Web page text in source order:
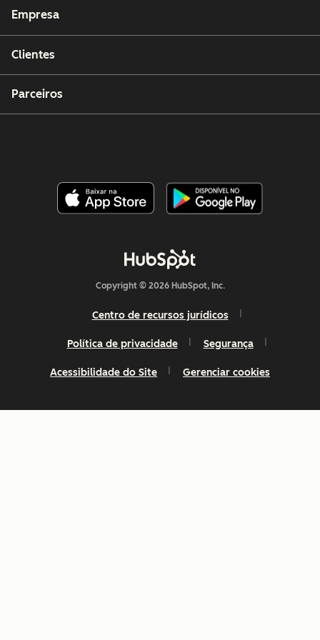
Empresa
Clientes
Parceiros
Copyright © 2026 HubSpot, Inc.
Centro de recursos jurídicos
Política de privacidade Segurança
Acessibilidade do Site Gerenciar cookies